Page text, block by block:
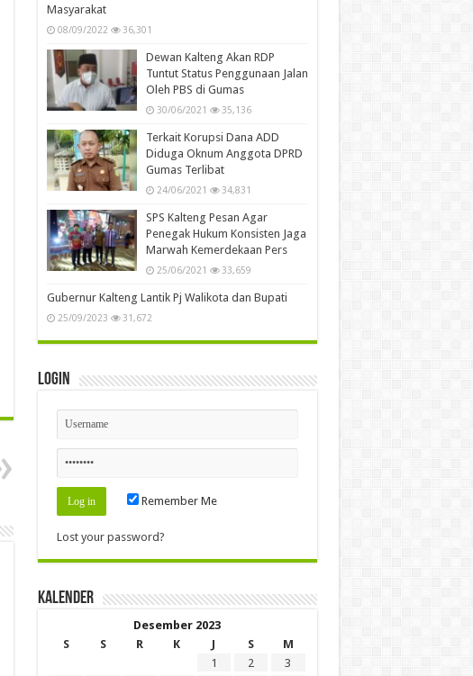
Masyarakat
08/09/2022 36,301
Dewan Kalteng Akan RDP
Tuntut Status Penggunaan Jalan
Oleh PBS di Gumas
30/06/2021 35,136
Terkait Korupsi Dana ADD
Diduga Oknum Anggota DPRD
Gumas Terlibat
24/06/2021 34,831
SPS Kalteng Pesan Agar
Penegak Hukum Konsisten Jaga
Marwah Kemerdekaan Pers
25/06/2021 33,659
Gubernur Kalteng Lantik Pj Walikota dan Bupati
25/09/2023 31,672
Login
Remember Me
Lost your password?
Kalender
Desember 2023
S
S R K J S
M
1
2
3